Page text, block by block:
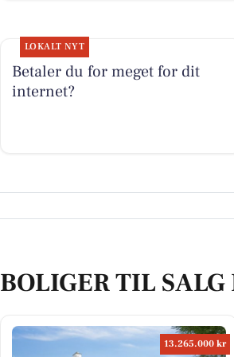
LOKALT NYT
Betaler du for meget for dit
internet?
BOLIGER TIL
13.265.000 kr